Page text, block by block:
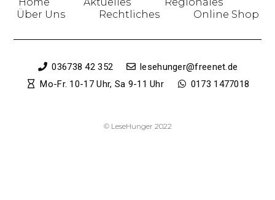
Über Uns
Rechtliches Online Shop
036738 42 352
lesehunger@freenet.de
Mo-Fr. 10-17 Uhr, Sa 9-11 Uhr
0173 1477018
© LeseHunger 2022